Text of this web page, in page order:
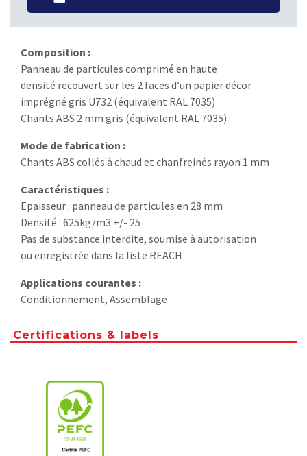
Composition :
Panneau de particules comprimé en haute
densité recouvert sur les 2 faces d’un papier décor
imprégné gris U732 (équivalent RAL 7035)
Chants ABS 2 mm gris (équivalent RAL 7035)
Mode de fabrication :
Chants ABS collés à chaud et chanfreinés rayon 1 mm
Caractéristiques :
Epaisseur : panneau de particules en 28 mm
Densité : 625kg/m3 +/- 25
Pas de substance interdite, soumise à autorisation
ou enregistrée dans la liste REACH
Applications courantes :
Conditionnement, Assemblage
Certifications & labels